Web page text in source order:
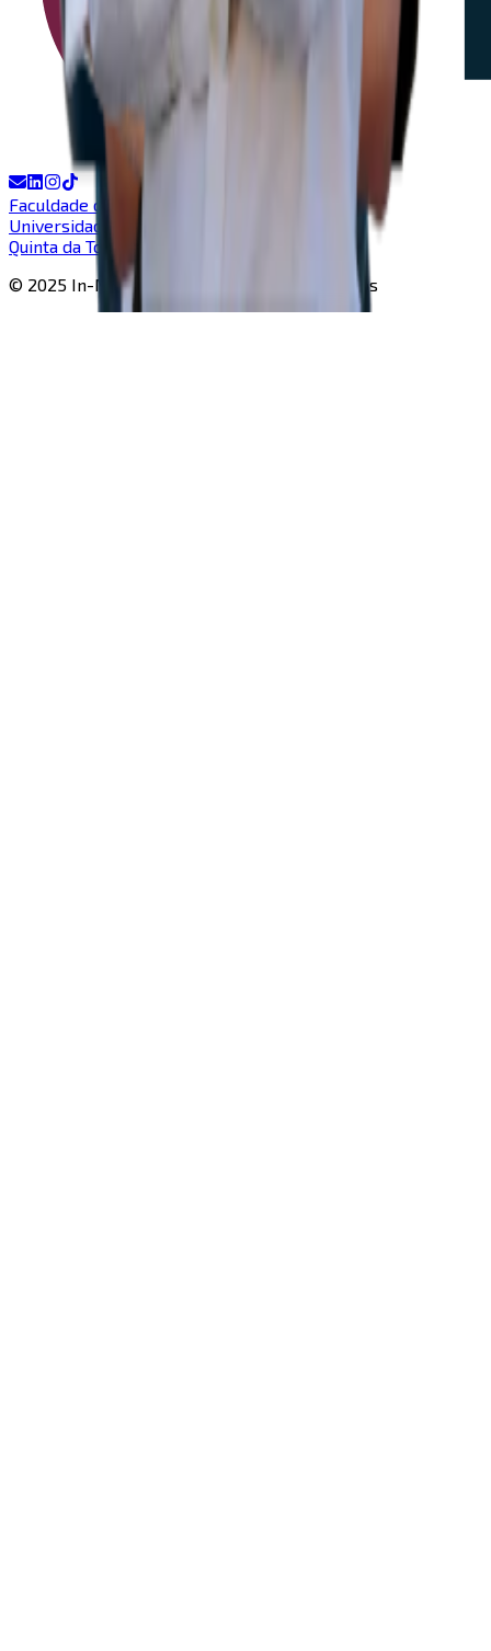
Faculdade de Ciências e Tecnologia
Universidade Nova de Lisboa
Quinta da Torre, Caparica
© 2025 In-Nova |
Todos os direitos reservados